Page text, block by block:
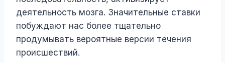
деятельность мозга. Значительные ставки
побуждают нас более тщательно
продумывать вероятные версии течения
происшествий.